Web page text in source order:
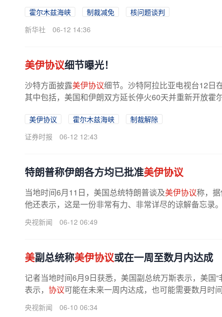
霍尔木兹海峡 制裁减免
核问题谈判
新华社
06-12 14:36
美伊协议细节曝光！
沙特方面披露美伊协议细节。沙特阿拉比亚电视台12日
其中包括，美国和伊朗双方延长停火60天并重新开放霍
美伊协议 霍尔木兹海峡
制裁解除
证券时报
06-12 12:43
特朗普称伊朗各方均已批准美伊协议
当地时间6月11日，美国总统特朗普谈及美伊协议称，
他还表示，这是一份非常有力、非常详尽的谅解备忘录
央视新闻 06-12 06:49
美副总统称美伊协议或在一周至数月内达成
记者当地时间6月9日获悉，美国副总统万斯表示，美国
表示， 协议可能在未来一周内达成，也可能需要数月时
央视新闻 06-10 06:34